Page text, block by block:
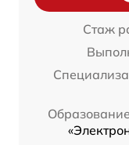
Стаж